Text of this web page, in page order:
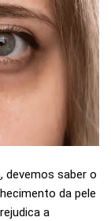
, devemos saber o
da pele
a